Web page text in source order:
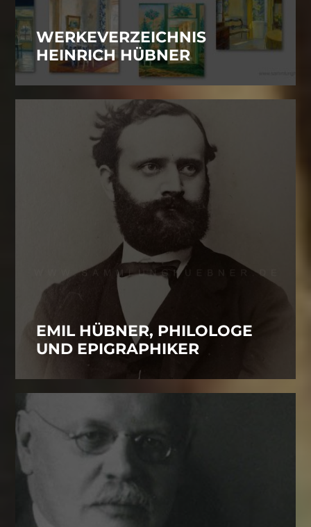
WERKEVERZEICHNIS
HEINRICH HÜBNER
EMIL HÜBNER, PHILOLOGE
UND EPIGRAPHIKER